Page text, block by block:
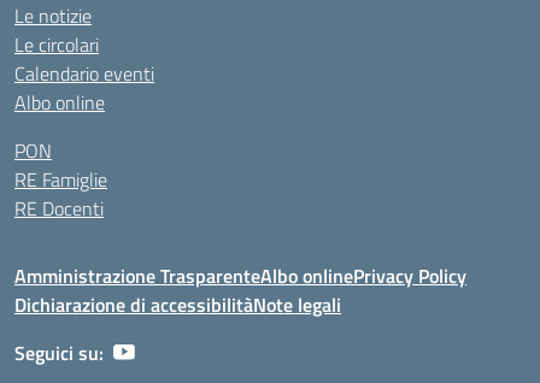
Le notizie
Le circolari
Calendario eventi
Albo online
PON
RE Famiglie
RE Docenti
Amministrazione TrasparenteAlbo onlinePrivacy Policy
Dichiarazione di accessibilitàNote legali
Seguici su: